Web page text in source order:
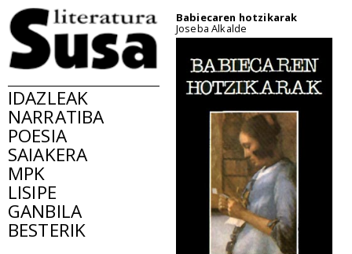
IDAZLEAK
NARRATIBA
POESIA
SAIAKERA
MPK
LISIPE
GANBILA
BESTERIK
Babiecaren hotzikarak
Joseba Alkalde